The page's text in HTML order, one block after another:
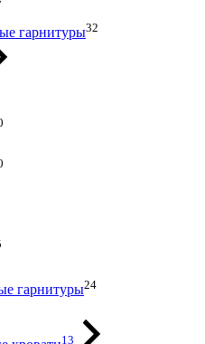
гарнитуры32
гарнитуры24
13